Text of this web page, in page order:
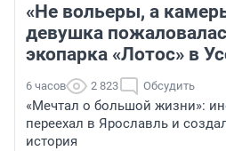
«Не вольеры, а
девушка
экопарка «Лотос» в
6 часов 2 823 Обсудить
«Мечтал о большой жизни»:
переехал в Ярославль и
история